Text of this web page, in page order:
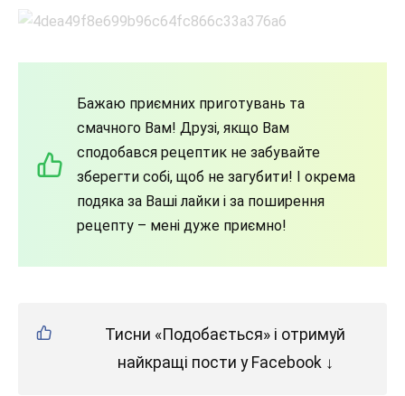
Бажаю приємних приготувань та
смачного Вам! Друзі, якщо Вам
сподобався рецептик не забувайте
зберегти собі, щоб не загубити! І окрема
подяка за Ваші лайки і за поширення
рецепту – мені дуже приємно!
Тисни «Подобається» і отримуй
найкращі пости у Facebook ↓